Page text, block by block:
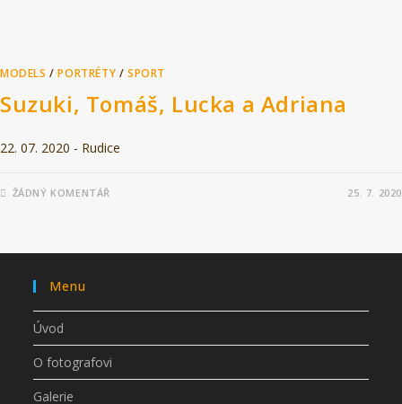
MODELS /PORTRÉTY /SPORT
Suzuki, Tomáš, Lucka a Adriana
22. 07. 2020 - Rudice
ŽÁDNÝ KOMENTÁŘ 25. 7. 2020
Menu
Úvod
O fotografovi
Galerie